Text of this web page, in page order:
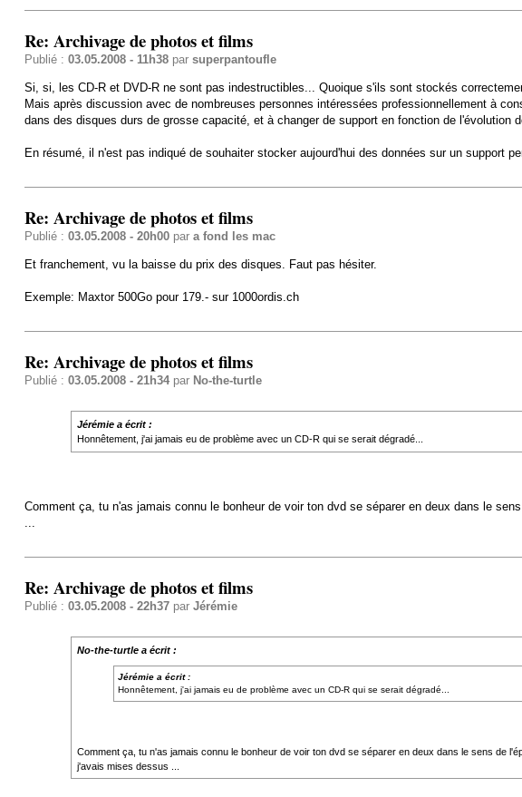
Re: Archivage de photos et films
Publié : 03.05.2008 - 11h38par superpantoufle
Si, si, les CD-R et DVD-R ne sont pas indestructibles... Quoique s'ils sont stockés
Mais après discussion avec de nombreuses personnes intéressées professionnellement à
dans des disques durs de grosse capacité, et à changer de support en fonction de l'évolution
En résumé, il n'est pas indiqué de souhaiter stocker aujourd'hui des données sur un support
Re: Archivage de photos et films
Publié : 03.05.2008 - 20h00par a fond les mac
Et franchement, vu la baisse du prix des disques. Faut pas hésiter.
Exemple: Maxtor 500Go pour 179.- sur 1000ordis.ch
Re: Archivage de photos et films
Publié : 03.05.2008 - 21h34par No-the-turtle
Jérémie a écrit :
Honnêtement, j'ai jamais eu de problème avec un CD-R qui se serait dégradé...
Comment ça, tu n'as jamais connu le bonheur de voir ton dvd se séparer en deux dans le
Re: Archivage de photos et films
Publié : 03.05.2008 - 22h37par Jérémie
No-the-turtle a écrit :
Jérémie a écrit :
Honnêtement, j'ai jamais eu de problème avec un CD-R qui se serait dégradé...
Comment ça, tu n'as jamais connu le bonheur de voir ton dvd se séparer en deux dans le sens de
j'avais mises dessus ...